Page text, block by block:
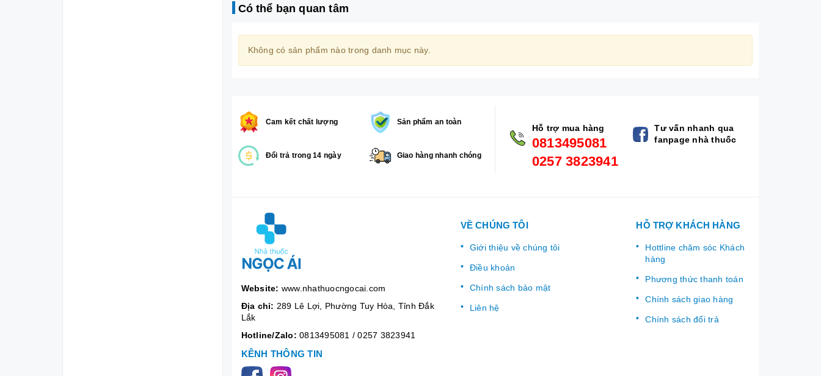
Có thể bạn quan tâm
Không có sản phẩm nào trong danh mục này.
Cam kết chất lượng Sản phẩm an toàn
Đổi trả trong 14 ngày Giao hàng nhanh chóng
Hỗ trợ mua hàng
0813495081
0257 3823941
Tư vấn nhanh qua
fanpage nhà thuốc
Website: www.nhathuocngocai.com
Địa chỉ: 289 Lê Lợi, Phường Tuy Hòa, Tỉnh Đắk
Lắk
Hotline/Zalo: 0813495081 /0257 3823941
KÊNH THÔNG TIN
VỀ CHÚNG TÔI
Giới thiệu về chúng tôi
Điều khoản
Chính sách bảo mật
Liên hệ
HỖ TRỢ KHÁCH HÀNG
Hottline chăm sóc Khách
hàng
Phương thức thanh toán
Chính sách giao hàng
Chính sách đổi trả